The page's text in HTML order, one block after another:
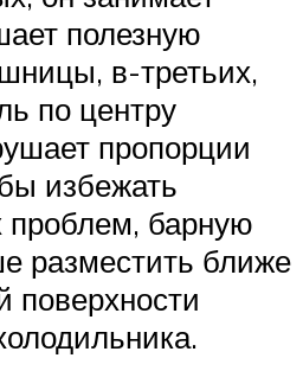
полезную
в-третьих,
по центру
пропорции
избежать
проблем, барную
разместить ближе
поверхности